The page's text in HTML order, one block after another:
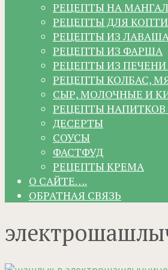
РЕЦЕПТЫ НА
РЕЦЕПТЫ ДЛЯ
РЕЦЕПТЫ ИЗ
РЕЦЕПТЫ ИЗ ФАРША
РЕЦЕПТЫ ИЗ
РЕЦЕПТЫ КОЛБАС,
СЫР, МОЛОЧНЫЕ И
РЕЦЕПТЫ НАПИТКОВ
ДЕСЕРТЫ
СОУСЫ
ФАСТФУД
РЕЦЕПТЫ КРЕМА
О САЙТЕ….
ОБРАТНАЯ СВЯЗЬ